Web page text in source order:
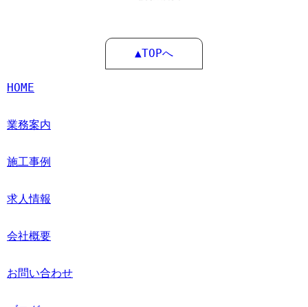
▲TOPへ
HOME
業務案内
施工事例
求人情報
会社概要
お問い合わせ